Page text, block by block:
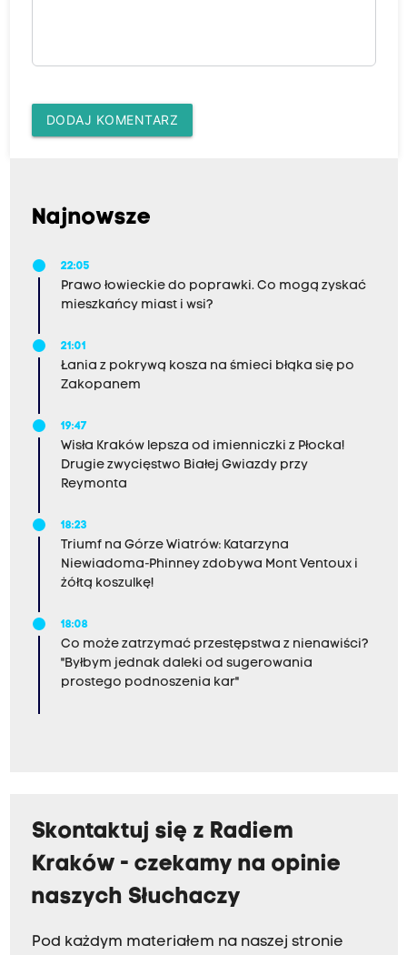
DODAJ KOMENTARZ
Najnowsze
22:05
Prawo łowieckie do poprawki. Co mogą zyskać
mieszkańcy miast i wsi?
21:01
Łania z pokrywą kosza na śmieci błąka się po
Zakopanem
19:47
Wisła Kraków lepsza od imienniczki z Płocka!
Drugie zwycięstwo Białej Gwiazdy przy
Reymonta
18:23
Triumf na Górze Wiatrów: Katarzyna
Niewiadoma-Phinney zdobywa Mont Ventoux i
żółtą koszulkę!
18:08
Co może zatrzymać przestępstwa z nienawiści?
"Byłbym jednak daleki od sugerowania
prostego podnoszenia kar"
Skontaktuj się z Radiem
Kraków - czekamy na opinie
naszych Słuchaczy
Pod każdym materiałem na naszej stronie